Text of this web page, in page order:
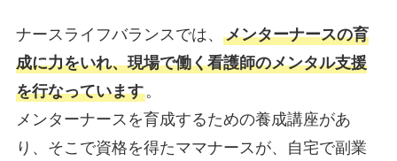
ナースライフバランスでは、 メンターナースの育
成に力をいれ、現場で働く看護師のメンタル支援
を行なっています。
メンターナースを育成するための養成講座があ
り、そこで資格を得たママナースが、自宅で副業